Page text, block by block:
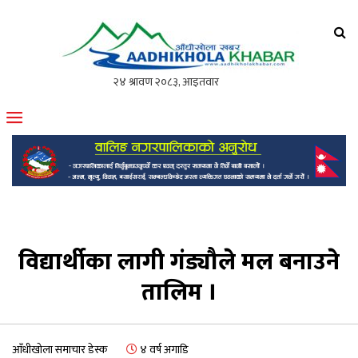
मोफसलकै लोकप्रिय अनलाइन पत्रिका
विद्यार्थीका लागी गंड्यौले मल बनाउने
तालिम ।
आँधीखोला समाचार डेस्क ४ वर्ष अगाडि